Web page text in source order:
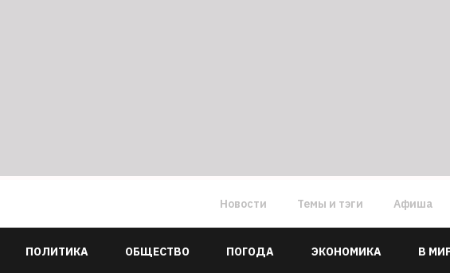
Новости Темы и тэги Афиша
ПОЛИТИКА ОБЩЕСТВО ПОГОДА ЭКОНОМИКА В